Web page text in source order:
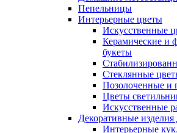
Пепельницы
Интерьерные цветы
Искусственные
Керамические и
букеты
Стеклянные
Позолоченные и
Цветы
Искусственные
Декоративные изделия
Интерьерные